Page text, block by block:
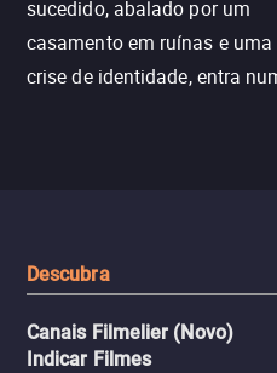
sucedido, abalado por um
casamento em ruínas e uma
crise de identidade, entra
Descubra
Canais Filmelier (Novo)
Indicar Filmes